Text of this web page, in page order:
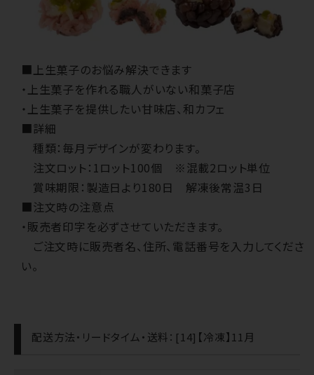
■上生菓子のお悩み解決できます
・上生菓子を作れる職人がいない和菓子店
・上生菓子を提供したい甘味店、和カフェ
■詳細
種類：毎月デザインが変わります。
注文ロット：1ロット100個 ※混載2ロット単位
賞味期限：製造日より180日 解凍後常温3日
■注文時の注意点
・販売者印字を必ずさせていただきます。
ご注文時に販売者名、住所、電話番号を入力してくださ
い。
配送方法・リードタイム・送料：[14]【冷凍】11月